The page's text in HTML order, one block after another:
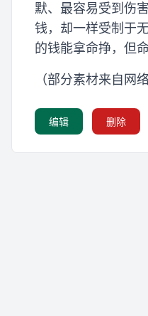
默、最容易受到伤
钱，却一样受制于
的钱能拿命挣，但
（部分素材来自网络
编辑 删除